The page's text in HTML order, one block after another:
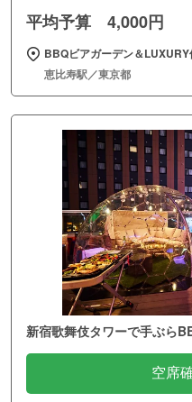
平均予算 4,000円
BBQビアガーデン＆
恵比寿駅／東京都
新宿歌舞伎タワーで手ぶら
空席